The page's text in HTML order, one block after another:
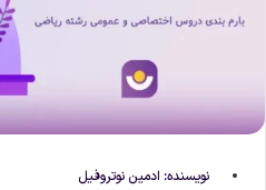
نویسنده:ادمین نوتروفیل